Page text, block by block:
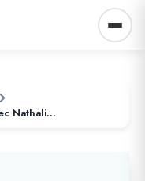
Le Neurofeedback thérapeutique avec Nathalie VIALLETON